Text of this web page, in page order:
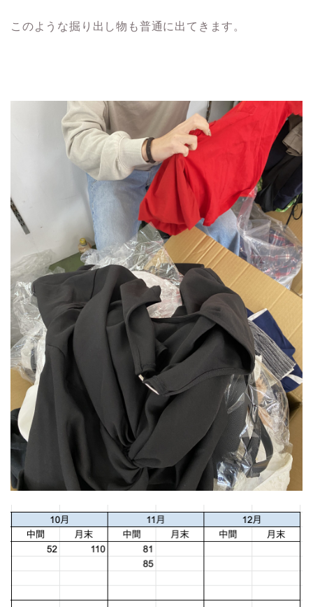
このような掘り出し物も普通に出てきます。